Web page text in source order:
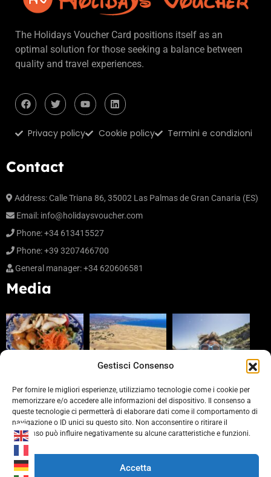
Gestisci Consenso
Per fornire le migliori esperienze, utilizziamo tecnologie come i cookie per
memorizzare e/o accedere alle informazioni del dispositivo. Il consenso a
queste tecnologie ci permetterà di elaborare dati come il comportamento di
navigazione o ID unici su questo sito. Non acconsentire o ritirare il
consenso può influire negativamente su alcune caratteristiche e funzioni.
Accetta
The Holidays Voucher Card positions itself as an
optimal solution for those seeking a balance between
quality and travel experiences.
Privacy policy Cookie policy Termini e condizioni
Contact
Address:Calle Triana 86, 35002 Las Palmas de Gran Canaria (ES)
Email: info@holidaysvoucher.com
Phone:+34 613415527
Phone:+39 3207466700
General manager:+34 620606581
Media
Partners
https://www.laprovinciacv.it/
https://www.civonline.it/